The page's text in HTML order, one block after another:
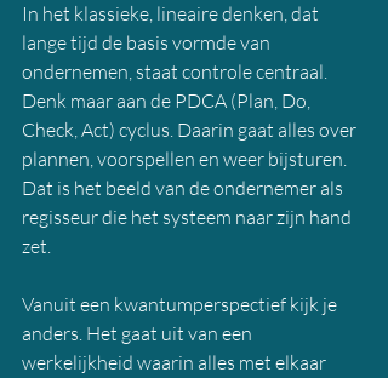
In het klassieke, lineaire denken, dat
lange tijd de basis vormde van
ondernemen, staat controle centraal.
Denk maar aan de PDCA (Plan, Do,
Check, Act) cyclus. Daarin gaat alles over
plannen, voorspellen en weer bijsturen.
Dat is het beeld van de ondernemer als
regisseur die het systeem naar zijn hand
zet.
Vanuit een kwantumperspectief kijk je
anders. Het gaat uit van een
werkelijkheid waarin alles met elkaar